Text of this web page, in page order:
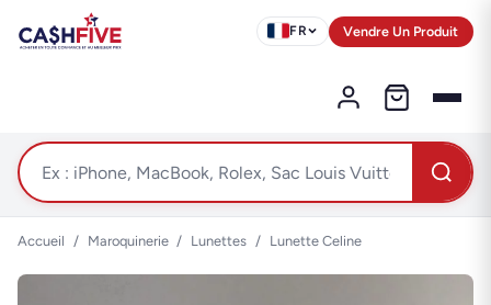
FR Vendre Un Produit
Accueil / Maroquinerie / Lunettes / Lunette Celine